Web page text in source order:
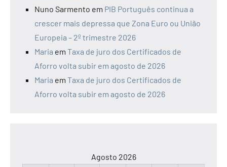
Nuno Sarmento em PIB Português continua a
crescer mais depressa que Zona Euro ou União
Europeia – 2º trimestre 2026
Maria em Taxa de juro dos Certificados de
Aforro volta subir em agosto de 2026
Maria em Taxa de juro dos Certificados de
Aforro volta subir em agosto de 2026
Agosto 2026